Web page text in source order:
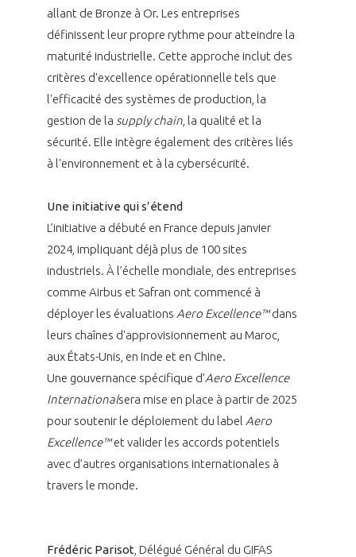
allant de Bronze à Or. Les entreprises
définissent leur propre rythme pour atteindre la
maturité industrielle. Cette approche inclut des
critères d'excellence opérationnelle tels que
l'efficacité des systèmes de production, la
gestion de la supply chain, la qualité et la
sécurité. Elle intègre également des critères liés
à l'environnement et à la cybersécurité.
Une initiative qui s’étend
L’initiative a débuté en France depuis janvier
2024, impliquant déjà plus de 100 sites
industriels. À l’échelle mondiale, des entreprises
comme Airbus et Safran ont commencé à
déployer les évaluations Aero Excellence™dans
leurs chaînes d'approvisionnement au Maroc,
aux États-Unis, en Inde et en Chine.
Une gouvernance spécifique d’Aero Excellence
Internationalsera mise en place à partir de 2025
pour soutenir le déploiement du label Aero
Excellence™et valider les accords potentiels
avec d’autres organisations internationales à
travers le monde.
Frédéric Parisot , Délégué Général du GIFAS